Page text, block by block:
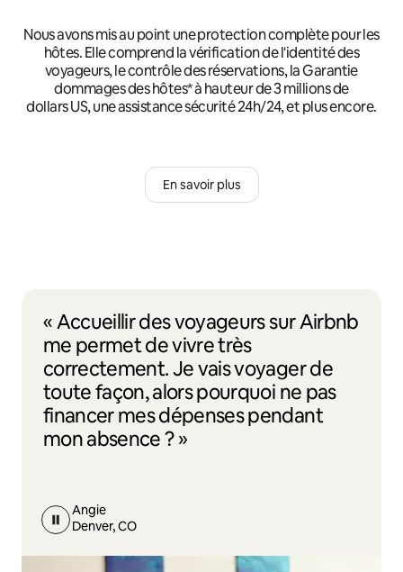
Nous avons mis au point une protection complète pour les
hôtes. Elle comprend la vérification de l'identité des
voyageurs, le contrôle des réservations, la Garantie
dommages des hôtes* à hauteur de 3 millions de
dollars US, une assistance sécurité 24h/24, et plus encore.
En savoir plus
« Accueillir des voyageurs sur Airbnb
me permet de vivre très
correctement. Je vais voyager de
toute façon, alors pourquoi ne pas
financer mes dépenses pendant
mon absence ? »
Angie
Denver, CO